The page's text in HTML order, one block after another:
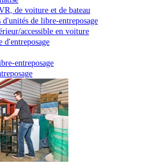
de voiture et de bateau
de libre-entreposage
accessible en voiture
d'entreposage
entreposage